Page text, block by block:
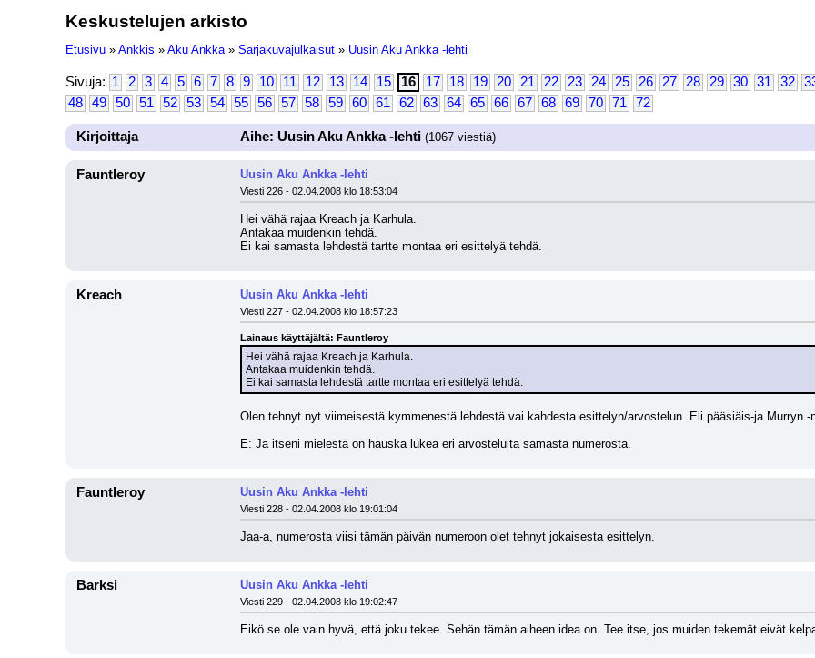
Keskustelujen arkisto
Etusivu » Ankkis » Aku Ankka » Sarjakuvajulkaisut » Uusin Aku Ankka -lehti
Sivuja: 1 2 3 4 5 6 7 8 9 10 11 12 13 14 15 16 17 18 19 20 21 22 23 24 25 26 27 28 29 30 31 32
48
49 50 51 52 53 54 55 56 57 58 59 60 61 62 63 64 65 66 67 68 69 70 71 72
Kirjoittaja Aihe: Uusin Aku Ankka -lehti (1067 viestiä)
Fauntleroy Uusin Aku Ankka -lehti
Viesti 226 - 02.04.2008 klo 18:53:04
Hei vähä rajaa Kreach ja Karhula.
Antakaa muidenkin tehdä.
Ei kai samasta lehdestä tartte montaa eri esittelyä tehdä.
Kreach Uusin Aku Ankka -lehti
Viesti 227 - 02.04.2008 klo 18:57:23
Lainaus käyttäjältä: Fauntleroy
Hei vähä rajaa Kreach ja Karhula.
Antakaa muidenkin tehdä.
Ei kai samasta lehdestä tartte montaa eri esittelyä tehdä.
Olen tehnyt nyt viimeisestä kymmenestä lehdestä vai kahdesta esittelyn/arvostelun. Eli pääsiäis-ja Murryn -
E: Ja itseni mielestä on hauska lukea eri arvosteluita samasta numerosta.
Fauntleroy Uusin Aku Ankka -lehti
Viesti 228 - 02.04.2008 klo 19:01:04
Jaa-a, numerosta viisi tämän päivän numeroon olet tehnyt jokaisesta esittelyn.
Barksi Uusin Aku Ankka -lehti
Viesti 229 - 02.04.2008 klo 19:02:47
Eikö se ole vain hyvä, että joku tekee. Sehän tämän aiheen idea on. Tee itse, jos muiden tekemät eivät